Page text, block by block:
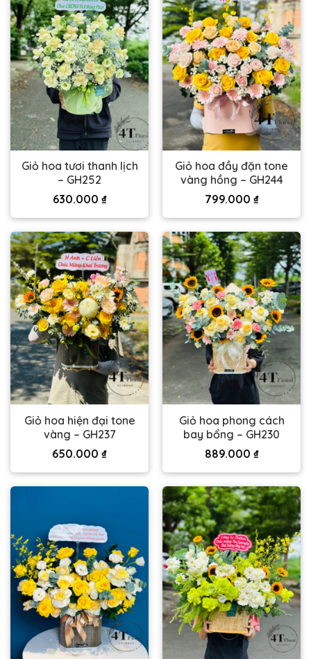
Giỏ hoa tươi thanh lịch
– GH252
630.000 ₫
Giỏ hoa đầy đặn tone
vàng hồng – GH244
799.000 ₫
Giỏ hoa hiện đại tone
vàng – GH237
650.000 ₫
Giỏ hoa phong cách
bay bổng – GH230
889.000 ₫